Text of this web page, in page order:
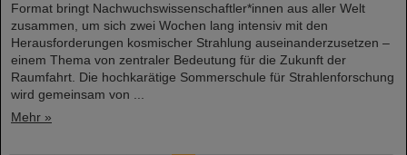
Format bringt Nachwuchswissenschaftler*innen aus aller Welt
zusammen, um sich zwei Wochen lang intensiv mit den
Herausforderungen kosmischer Strahlung auseinanderzusetzen –
einem Thema von zentraler Bedeutung für die Zukunft der
Raumfahrt. Die hochkarätige Sommerschule für Strahlenforschung
wird gemeinsam von ...
Mehr »